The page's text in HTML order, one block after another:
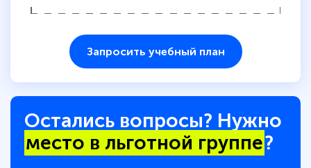
Запросить учебный план
Остались вопросы? Нужно
место в льготной группе?